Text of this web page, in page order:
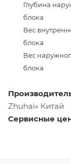
Глубина
блока
Вес
блока
Вес
блока
Zhuhai» Китай
Сервисные